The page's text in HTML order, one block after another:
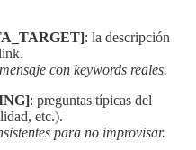
: la descripción
con keywords reales.
: preguntas típicas del
etc.).
para no improvisar.